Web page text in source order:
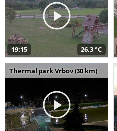
19:15 26,3 °C
Thermal park Vrbov (30 km)